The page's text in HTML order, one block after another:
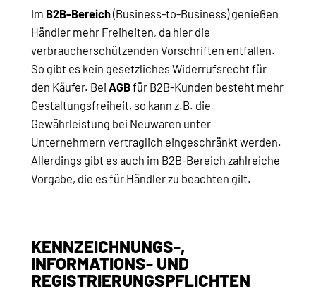
Im B2B-Bereich(Business-to-Business) genießen
Händler mehr Freiheiten, da hier die
verbraucherschützenden Vorschriften entfallen.
So gibt es kein gesetzliches Widerrufsrecht für
den Käufer. Bei AGBfür B2B-Kunden besteht mehr
Gestaltungsfreiheit, so kann z.B. die
Gewährleistung bei Neuwaren unter
Unternehmern vertraglich eingeschränkt werden.
Allerdings gibt es auch im B2B-Bereich zahlreiche
Vorgabe, die es für Händler zu beachten gilt.
KENNZEICHNUNGS-,
INFORMATIONS- UND
REGISTRIERUNGSPFLICHTEN